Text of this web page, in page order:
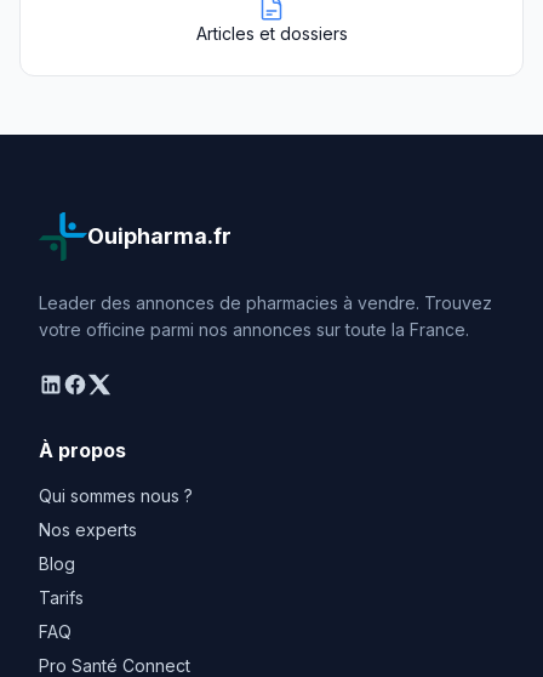
Articles et dossiers
Ouipharma.fr
Leader des annonces de pharmacies à vendre. Trouvez
votre officine parmi nos annonces sur toute la France.
linkedin
facebook
twitter
À propos
Qui sommes nous ?
Nos experts
Blog
Tarifs
FAQ
Pro Santé Connect